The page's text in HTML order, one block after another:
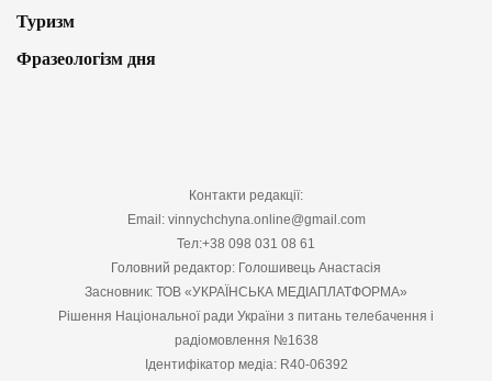
Туризм
Фразеологізм дня
Контакти редакції:
Email: vinnychchyna.online@gmail.com
Тел:+38 098 031 08 61
Головний редактор: Голошивець Анастасія
Засновник: ТОВ «УКРАЇНСЬКА МЕДІАПЛАТФОРМА»
Рішення Національної ради України з питань телебачення і
радіомовлення №1638
Ідентифікатор медіа: R40-06392